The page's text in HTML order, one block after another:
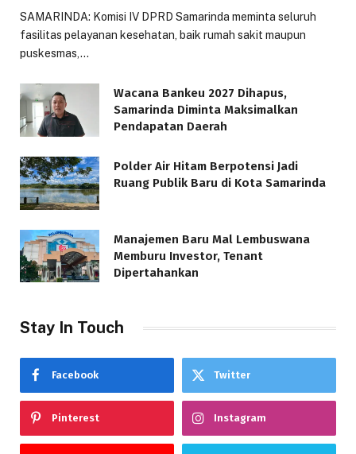
SAMARINDA: Komisi IV DPRD Samarinda meminta seluruh
fasilitas pelayanan kesehatan, baik rumah sakit maupun
puskesmas,…
Wacana Bankeu 2027 Dihapus,
Samarinda Diminta Maksimalkan
Pendapatan Daerah
Polder Air Hitam Berpotensi Jadi
Ruang Publik Baru di Kota Samarinda
Manajemen Baru Mal Lembuswana
Memburu Investor, Tenant
Dipertahankan
Stay In Touch
Facebook Twitter
Pinterest Instagram